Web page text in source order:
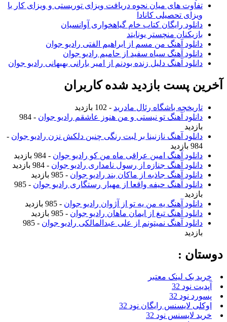
تفاوت های میان نحوه دریافت ویزای توریستی و ویزای کار با
ویزای تحصیلی کانادا
دانلود رایگان کتاب خام گیاهخواری آوانسیان
بازیکنان منچستر یونایتد
دانلود آهنگ من مسم از ابراهیم الفتی رادیو جوان
دانلود آهنگ سیاه سفید از حامیم رادیو جوان
دانلود آهنگ دلیل زنده بودنم از امیر بارانی بهبهانی رادیو جوان
پست بازدید شده کاربران
تاریخچه باشگاه رئال مادرید - 102 بازدید
دانلود آهنگ تو نیستی و من هنوز عاشقم رادیو جوان
- 984
دانلود آهنگ نازنینا بر لبت رنگی چنین دلکش نزن رادیو جوان-
دانلود آهنگ امین عراقی ماه من کو رادیو جوان- 984 بازدید
دانلود آهنگ جنازه از رسول نامداری رادیو جوان- 984 بازدید
دانلود آهنگ جاذبه از ماکان بند رادیو جوان- 985 بازدید
دانلود آهنگ حیفه واقعا از مهیار رستگاری رادیو جوان
- 985
دانلود آهنگ یه من یه تو از آژوان رادیو جوان- 985 بازدید
دانلود آهنگ تیغ از ایمان ماهان رادیو جوان- 985 بازدید
دانلود آهنگ نمیتونم از علی عبدالمالکی رادیو جوان
- 985
:
بک لینک معتبر
نود 32
نود 32
لایسنس رایگان نود 32
لایسنس نود 32